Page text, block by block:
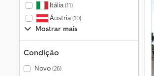
Itália(11)
Áustria(10)
Mostrar mais
Condição
Novo(26)